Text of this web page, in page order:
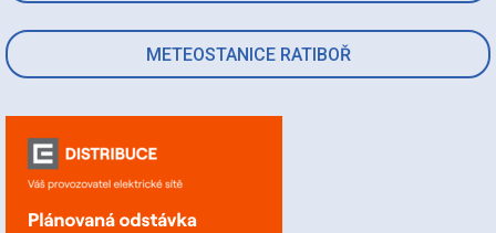
METEOSTANICE RATIBOŘ